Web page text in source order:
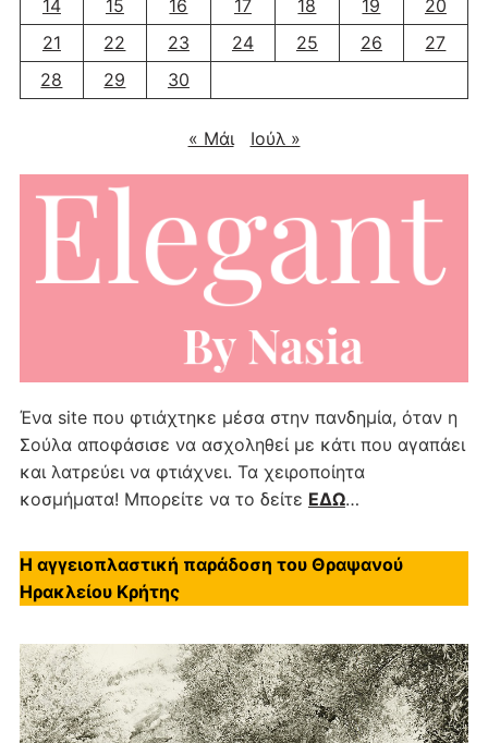
14 15 16 17 18 19
20
21
22 23 24 25 26
27
28
29 30
« Μάι Ιούλ »
Ένα site που φτιάχτηκε μέσα στην πανδημία, όταν η
Σούλα αποφάσισε να ασχοληθεί με κάτι που αγαπάει
και λατρεύει να φτιάχνει. Τα χειροποίητα
κοσμήματα! Μπορείτε να το δείτε ΕΔΩ…
Η αγγειοπλαστική παράδοση του Θραψανού
Ηρακλείου Κρήτης